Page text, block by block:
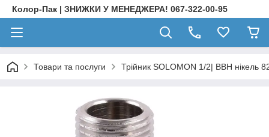
Колор-Пак | ЗНИЖКИ У МЕНЕДЖЕРА! 067-322-00-95
Товари та послуги Трійник SOLOMON 1/2| ВВН нікель